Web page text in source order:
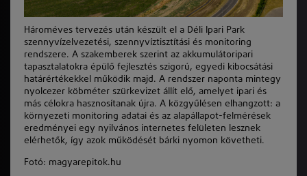
Hároméves tervezés után készült el a Déli Ipari Park
szennyvízelvezetési, szennyvíztisztítási és monitoring
rendszere. A szakemberek szerint az akkumulátoripari
tapasztalatokra épülő fejlesztés szigorú, egyedi kibocsátási
határértékekkel működik majd. A rendszer naponta mintegy
nyolcezer köbméter szürkevizet állít elő, amelyet ipari és
más célokra hasznosítanak újra. A közgyűlésen elhangzott: a
környezeti monitoring adatai és az alapállapot-felmérések
eredményei egy nyilvános internetes felületen lesznek
elérhetők, így azok működését bárki nyomon követheti.
Fotó: magyarepitok.hu